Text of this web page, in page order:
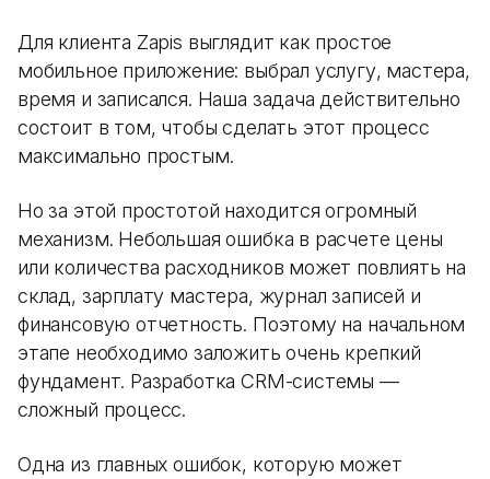
Для клиента Zapis выглядит как простое
мобильное приложение: выбрал услугу, мастера,
время и записался. Наша задача действительно
состоит в том, чтобы сделать этот процесс
максимально простым.
Но за этой простотой находится огромный
механизм. Небольшая ошибка в расчете цены
или количества расходников может повлиять на
склад, зарплату мастера, журнал записей и
финансовую отчетность. Поэтому на начальном
этапе необходимо заложить очень крепкий
фундамент. Разработка CRM-системы —
сложный процесс.
Одна из главных ошибок, которую может